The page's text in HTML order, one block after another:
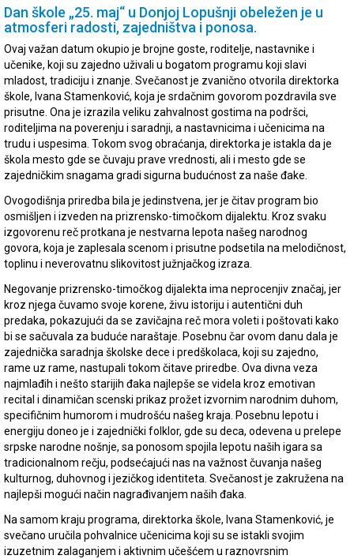
Dan škole „25. maj“ u Donjoj Lopušnji obeležen je u
atmosferi radosti, zajedništva i ponosa.
Ovaj važan datum okupio je brojne goste, roditelje, nastavnike i
učenike, koji su zajedno uživali u bogatom programu koji slavi
mladost, tradiciju i znanje. Svečanost je zvanično otvorila direktorka
škole, Ivana Stamenković, koja je srdačnim govorom pozdravila sve
prisutne. Ona je izrazila veliku zahvalnost gostima na podršci,
roditeljima na poverenju i saradnji, a nastavnicima i učenicima na
trudu i uspesima. Tokom svog obraćanja, direktorka je istakla da je
škola mesto gde se čuvaju prave vrednosti, ali i mesto gde se
zajedničkim snagama gradi sigurna budućnost za naše đake.
Ovogodišnja priredba bila je jedinstvena, jer je čitav program bio
osmišljen i izveden na prizrensko-timočkom dijalektu. Kroz svaku
izgovorenu reč protkana je nestvarna lepota našeg narodnog
govora, koja je zaplesala scenom i prisutne podsetila na melodičnost,
toplinu i neverovatnu slikovitost južnjačkog izraza.
Negovanje prizrensko-timočkog dijalekta ima neprocenjiv značaj, jer
kroz njega čuvamo svoje korene, živu istoriju i autentični duh
predaka, pokazujući da se zavičajna reč mora voleti i poštovati kako
bi se sačuvala za buduće naraštaje. Posebnu čar ovom danu dala je
zajednička saradnja školske dece i predškolaca, koji su zajedno,
rame uz rame, nastupali tokom čitave priredbe. Ova divna veza
najmlađih i nešto starijih đaka najlepše se videla kroz emotivan
recital i dinamičan scenski prikaz prožet izvornim narodnim duhom,
specifičnim humorom i mudrošću našeg kraja. Posebnu lepotu i
energiju doneo je i zajednički folklor, gde su deca, odevena u prelepe
srpske narodne nošnje, sa ponosom spojila lepotu naših igara sa
tradicionalnom rečju, podsećajući nas na važnost čuvanja našeg
kulturnog, duhovnog i jezičkog identiteta. Svečanost je zakružena na
najlepši mogući način nagrađivanjem naših đaka.
Na samom kraju programa, direktorka škole, Ivana Stamenković, je
svečano uručila pohvalnice učenicima koji su se istakli svojim
izuzetnim zalaganjem i aktivnim učešćem u raznovrsnim